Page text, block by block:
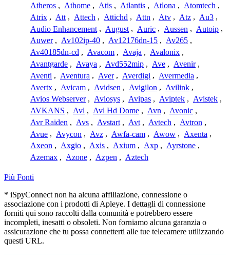
Atheros , Athome , Atis , Atlantis , Atlona , Atomtech ,
Atrix , Att , Attech , Attichd , Attn , Atv , Atz , Au3 ,
Audio Enhancement , August , Auric , Aussen , Autoip ,
Auwer , Av102ip-40 , Av12176dn-15 , Av265 ,
Av40185dn-cd , Avacom , Avaja , Avalonix ,
Avantgarde , Avaya , Avd552mip , Ave , Avenir ,
Aventi , Aventura , Aver , Averdigi , Avermedia ,
Avertx , Avicam , Avidsen , Avigilon , Avilink ,
Avios Webserver , Aviosys , Avipas , Aviptek , Avistek ,
AVKANS , Avl , Avl Hd Dome , Avn , Avonic ,
Avr Raiden , Avs , Avstart , Avt , Avtech , Avtron ,
Avue , Avycon , Avz , Awfa-cam , Awow , Axenta ,
Axeon , Axgio , Axis , Axium , Axp , Ayrstone ,
Azemax , Azone , Azpen , Aztech
Più Fonti
* iSpyConnect non ha alcuna affiliazione, connessione o
associazione con i prodotti di Apleye. I dettagli di connessione
forniti qui sono raccolti dalla comunità e potrebbero essere
incompleti, inesatti o obsoleti. Non forniamo alcuna garanzia o
assicurazione che tu possa connetterti alle tue telecamere utilizzando
questi URL.